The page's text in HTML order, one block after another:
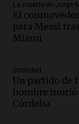
Episodios
Audio.Ley
en el
Episodios
Audio.
tradicional
La muerte de Jorge
El
para Messi
Miami
Sociedad
Un partido de
hombre murió
Córdoba